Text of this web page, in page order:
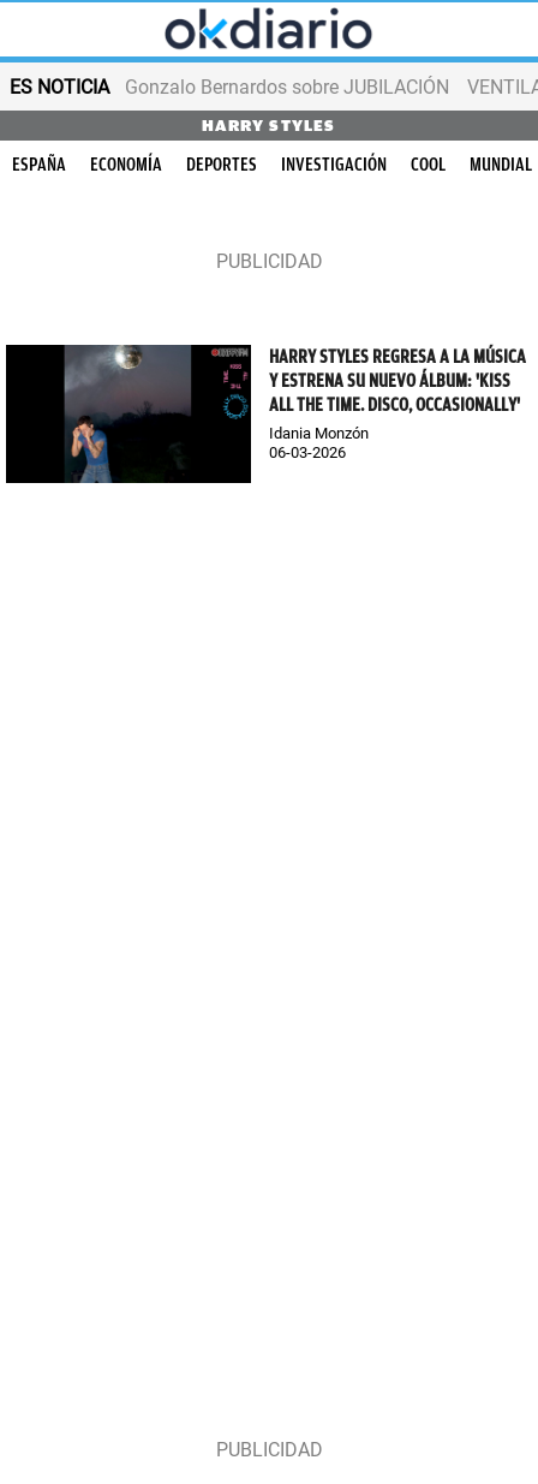
ES NOTICIA Gonzalo Bernardos sobre JUBILACIÓN
HARRY STYLES
ESPAÑA ECONOMÍA DEPORTES INVESTIGACIÓN COOL MUNDIAL
HARRY STYLES REGRESA A LA MÚSICA
Y ESTRENA SU NUEVO ÁLBUM: 'KISS
ALL THE TIME. DISCO, OCCASIONALLY'
Idania Monzón
06-03-2026